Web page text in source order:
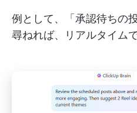
例として、「承認待ちの
尋ねれば、リアルタイム